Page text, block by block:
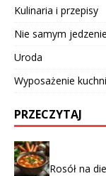
Kulinaria i przepisy
Nie samym
Uroda
Wyposażenie kuchni
PRZECZYTAJ
Rosół na